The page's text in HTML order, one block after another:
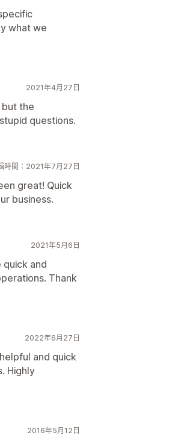
what we
2021年4月27日
the
questions.
時間：2021年7月27日
great! Quick
business.
2021年5月6日
and
Thank
2022年6月27日
and quick
Highly
2016年5月12日